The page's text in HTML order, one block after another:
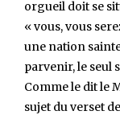
orgueil doit se
« vous, vous
une nation
parvenir, le seul
Comme le dit le
sujet du verset